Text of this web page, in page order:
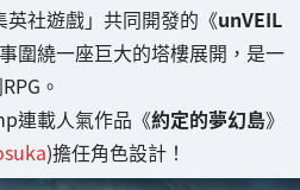
英社遊戲」共同開發的《unVEIL
圍繞一座巨大的塔樓展開，是一
。
連載人氣作品《約定的夢幻島》
)擔任角色設計！